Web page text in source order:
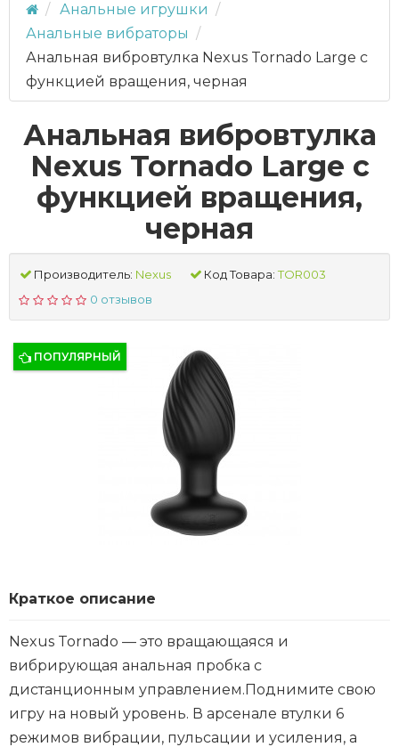
Анальные игрушки
Анальные вибраторы
Анальная вибровтулка Nexus Tornado Large с
функцией вращения, черная
Анальная вибровтулка
Nexus Tornado Large с
функцией вращения,
черная
Производитель: Nexus Код Товара: TOR003
0 отзывов
ПОПУЛЯРНЫЙ
Краткое описание
Nexus Tornado — это вращающаяся и
вибрирующая анальная пробка с
дистанционным управлением.Поднимите свою
игру на новый уровень. В арсенале втулки 6
режимов вибрации, пульсации и усиления, а